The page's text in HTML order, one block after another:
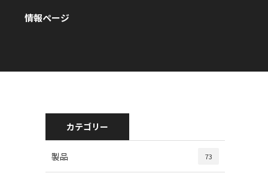
情報ページ
カテゴリー
製品 73